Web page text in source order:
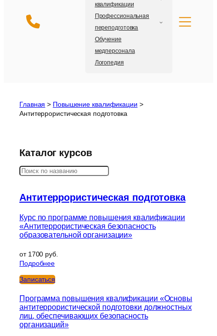
квалификации
Профессиональная
переподготовка
Обучение
медперсонала
Логопедия
Главная > Повышение квалификации >
Антитеррористическая подготовка
Каталог курсов
Поиск
Антитеррористическая подготовка
Курс по программе повышения квалификации
«Антитеррористическая безопасность
образовательной организации»
от 1700 руб.
Подробнее
Записаться
Программа повышения квалификации «Основы
антитеррористической подготовки должностных
лиц, обеспечивающих безопасность
организаций»